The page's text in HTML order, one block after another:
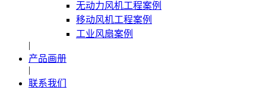
无动力风机工程案例
移动风机工程案例
工业风扇案例
|
产品画册
|
联系我们